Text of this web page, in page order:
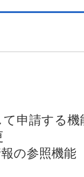
申請する機
の参照機能